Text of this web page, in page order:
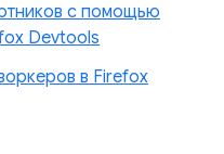
с помощью
Devtools
в Firefox